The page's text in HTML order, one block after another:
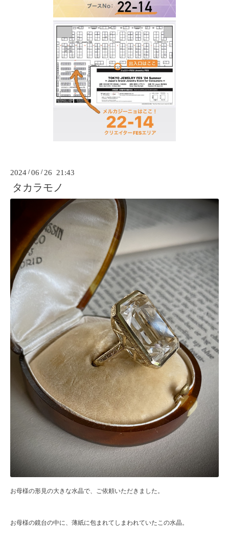
2024 /06 / 26 21:43
タカラモノ
お母様の形見の大きな水晶で、ご依頼いただきました。
お母様の鏡台の中に、薄紙に包まれてしまわれていたこの水晶。